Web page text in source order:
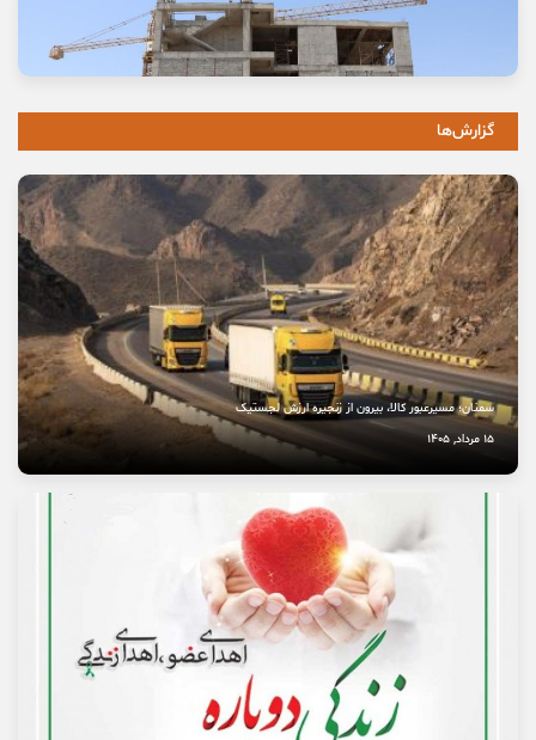
وعده خانه‌ای که برای خانواده‌ها گران تمام شد
11 مرداد, 1405
10 مرداد, 1405
نخستین بیمارستان چشم‌پزشکی سمنان در مسیر بهره‌برداری
8 مرداد, 1405
گزارش‌ها
سمنان؛ مسیرعبور کالا، بیرون از زنجیره ارزش لجستیک
15 مرداد, 1405